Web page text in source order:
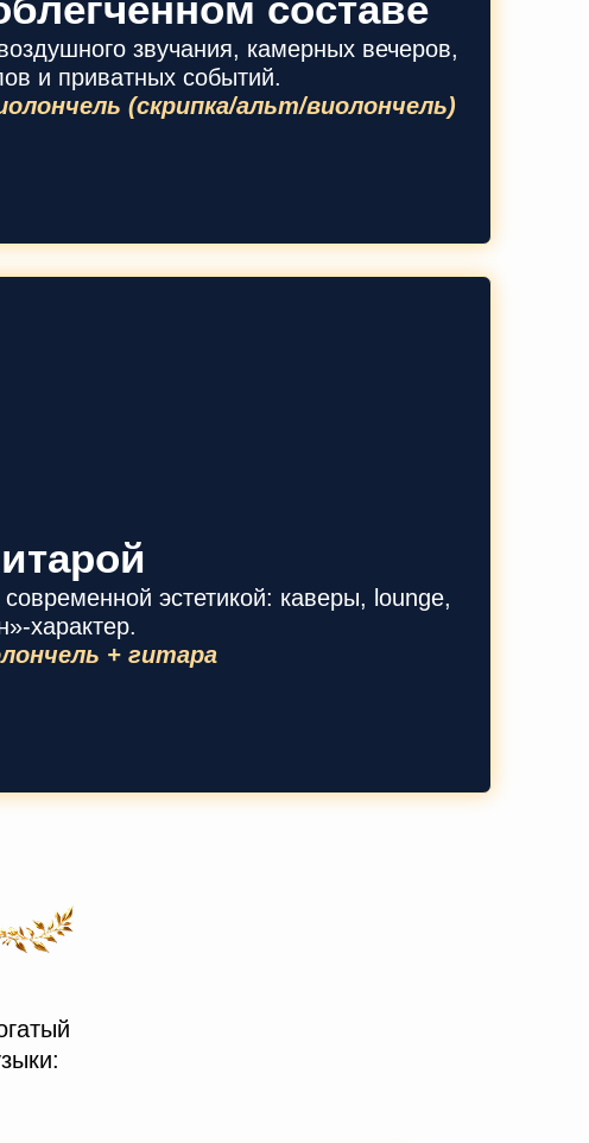
звучания, камерных вечеров,
и приватных событий.
(скрипка/альт/виолончель)
эстетикой: каверы, lounge,
характер.
+ гитара